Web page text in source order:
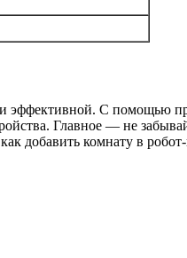
С помощью
Главное — не
добавить комнату в